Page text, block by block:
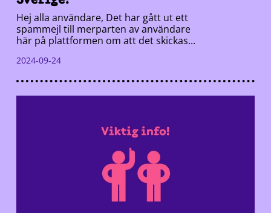
Hej alla användare, Det har gått ut ett
spammejl till merparten av användare
här på plattformen om att det skickas...
2024-09-24